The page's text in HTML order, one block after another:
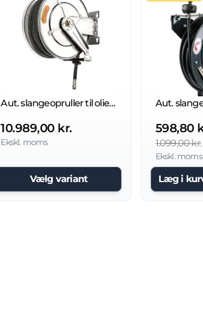
Aut. slangeopruller til olie, 100 bar, uden slange
10.989,00 kr.
Ekskl. moms
Vælg variant
Aut.
598,80
1.099,00 kr.
Ekskl. moms
Læg i